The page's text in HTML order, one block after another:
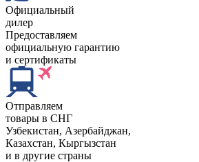
Официальный
дилер
Предоставляем
официальную гарантию
и сертификаты
Отправляем
товары в СНГ
Узбекистан, Aзербайджан,
Казахстан, Кыргызстан
и в другие страны